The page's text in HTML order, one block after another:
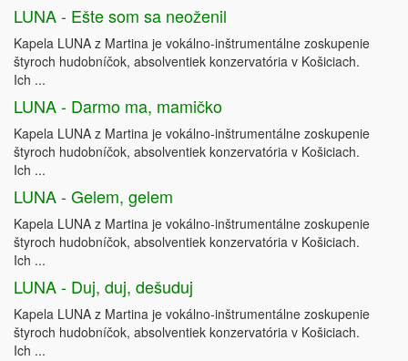
LUNA - Ešte som sa neoženil
Kapela LUNA z Martina je vokálno-inštrumentálne zoskupenie
štyroch hudobníčok, absolventiek konzervatória v Košiciach.
Ich ...
LUNA - Darmo ma, mamičko
Kapela LUNA z Martina je vokálno-inštrumentálne zoskupenie
štyroch hudobníčok, absolventiek konzervatória v Košiciach.
Ich ...
LUNA - Gelem, gelem
Kapela LUNA z Martina je vokálno-inštrumentálne zoskupenie
štyroch hudobníčok, absolventiek konzervatória v Košiciach.
Ich ...
LUNA - Duj, duj, dešuduj
Kapela LUNA z Martina je vokálno-inštrumentálne zoskupenie
štyroch hudobníčok, absolventiek konzervatória v Košiciach.
Ich ...